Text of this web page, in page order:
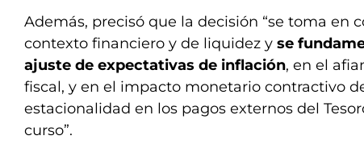
Además, precisó que la decisión “se toma en
contexto financiero y de liquidez y se
ajuste de expectativas de inflación, en el
fiscal, y en el impacto monetario contractivo
estacionalidad en los pagos externos del
curso”.